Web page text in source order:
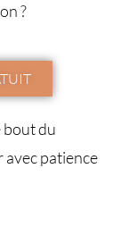
?
bout du
avec patience